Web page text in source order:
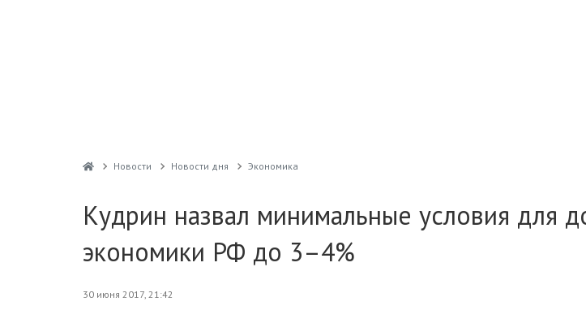
Новости Новости дня Экономика
Кудрин назвал минимальные условия для
экономики РФ до 3–4%
30 июня 2017, 21:42